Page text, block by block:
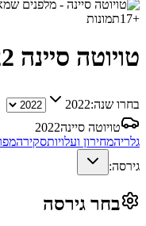
+
17תמונות
טויוטה סיינה
בחרו שנה:2022
טויוטה סיינה2022
גלריהמחירון ועלויותסקירה
גירסה:
בחר גירסה